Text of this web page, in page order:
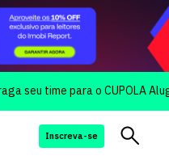
time para o CUPOLA Aluguel
Inscreva-se